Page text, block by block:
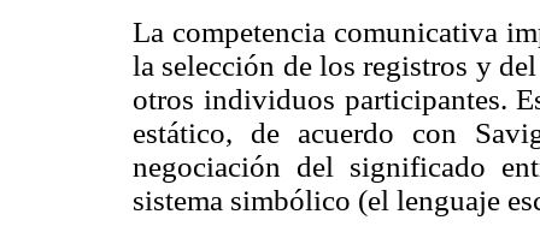
La competencia comunicativa
la selección de los registros y
otros individuos participantes.
estático, de acuerdo con
negociación del significado
sistema simbólico (el lenguaje